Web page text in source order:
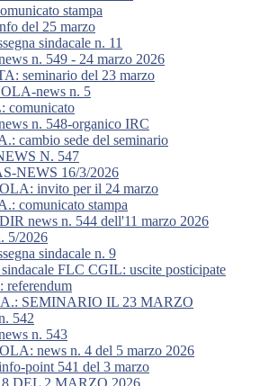
stampa
del 25 marzo
sindacale n. 11
n. 549 - 24 marzo 2026
seminario del 23 marzo
news n. 5
comunicato
n. 548-organico IRC
cambio sede del seminario
N. 547
NEWS 16/3/2026
invito per il 24 marzo
comunicato stampa
news n. 544 dell'11 marzo 2026
5/2026
sindacale n. 9
sindacale FLC CGIL: uscite posticipate
SEMINARIO IL 23 MARZO
542
n. 543
news n. 4 del 5 marzo 2026
point 541 del 3 marzo